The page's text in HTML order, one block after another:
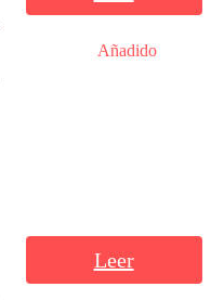
Añadido
Leer